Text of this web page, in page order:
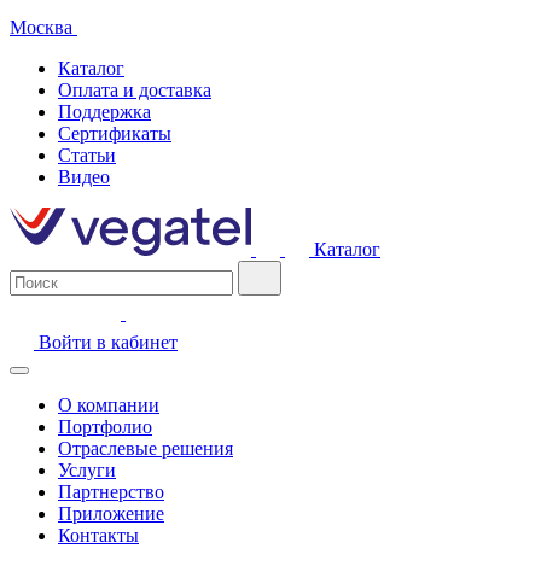
Москва
Каталог
Оплата и доставка
Поддержка
Сертификаты
Статьи
Видео
Каталог
Войти в кабинет
О компании
Портфолио
Отраслевые решения
Услуги
Партнерство
Приложение
Контакты